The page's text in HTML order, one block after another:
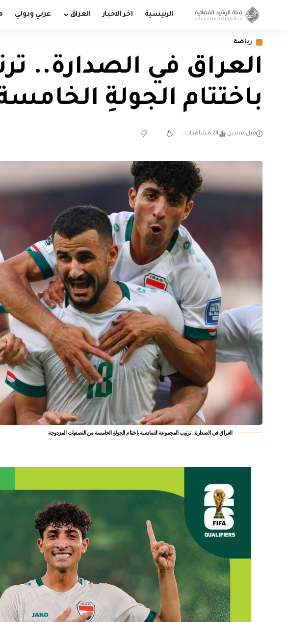
الرئيسية اخر الاخبار العراق عربي ودولي
رياضة
العراق في الصدارة..
باختتام الجولةِ
قبل سنتين 24 مشاهدات
العراق في الصدارة.. ترتيب المجموعة السادسة باختتام الجولةِ الخامسة من التصفيات المزدوجة